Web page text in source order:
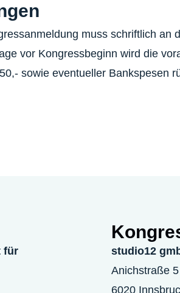
muss schriftlich an
vor Kongressbeginn wird die
sowie eventueller Bankspesen
für
studio12
Anichstraße 5
6020